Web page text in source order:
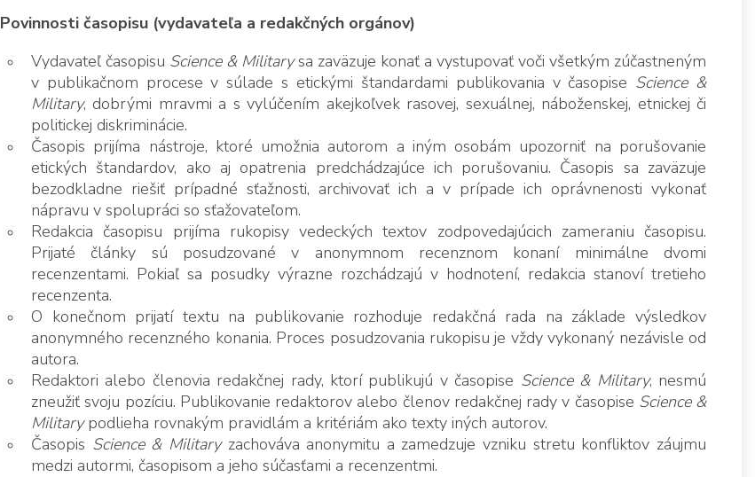
Povinnosti časopisu (vydavateľa a redakčných orgánov)
Vydavateľ časopisu Science & Militarysa zaväzuje konať a vystupovať voči všetkým zúčastneným
v publikačnom procese v súlade s etickými štandardami publikovania v časopise Science &
Military, dobrými mravmi a s vylúčením akejkoľvek rasovej, sexuálnej, náboženskej, etnickej či
politickej diskriminácie.
Časopis prijíma nástroje, ktoré umožnia autorom a iným osobám upozorniť na porušovanie
etických štandardov, ako aj opatrenia predchádzajúce ich porušovaniu. Časopis sa zaväzuje
bezodkladne riešiť prípadné sťažnosti, archivovať ich a v prípade ich oprávnenosti vykonať
nápravu v spolupráci so sťažovateľom.
Redakcia časopisu prijíma rukopisy vedeckých textov zodpovedajúcich zameraniu časopisu.
Prijaté články sú posudzované v anonymnom recenznom konaní minimálne dvomi
recenzentami. Pokiaľ sa posudky výrazne rozchádzajú v hodnotení, redakcia stanoví tretieho
recenzenta.
O konečnom prijatí textu na publikovanie rozhoduje redakčná rada na základe výsledkov
anonymného recenzného konania. Proces posudzovania rukopisu je vždy vykonaný nezávisle od
autora.
Redaktori alebo členovia redakčnej rady, ktorí publikujú v časopise Science & Military, nesmú
zneužiť svoju pozíciu. Publikovanie redaktorov alebo členov redakčnej rady v časopise Science &
Militarypodlieha rovnakým pravidlám a kritériám ako texty iných autorov.
Časopis Science & Militaryzachováva anonymitu a zamedzuje vzniku stretu konfliktov záujmu
medzi autormi, časopisom a jeho súčasťami a recenzentmi.